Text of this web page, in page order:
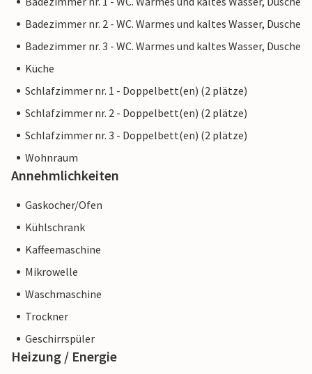
Badezimmer nr. 2 - WC. Warmes und kaltes Wasser, Dusche
Badezimmer nr. 3 - WC. Warmes und kaltes Wasser, Dusche
Küche
Schlafzimmer nr. 1 - Doppelbett(en) (2 plätze)
Schlafzimmer nr. 2 - Doppelbett(en) (2 plätze)
Schlafzimmer nr. 3 - Doppelbett(en) (2 plätze)
Wohnraum
Annehmlichkeiten
Gaskocher/Ofen
Kühlschrank
Kaffeemaschine
Mikrowelle
Waschmaschine
Trockner
Geschirrspüler
Heizung / Energie